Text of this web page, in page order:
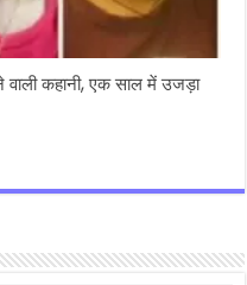
वाली कहानी, एक साल में उजड़ा